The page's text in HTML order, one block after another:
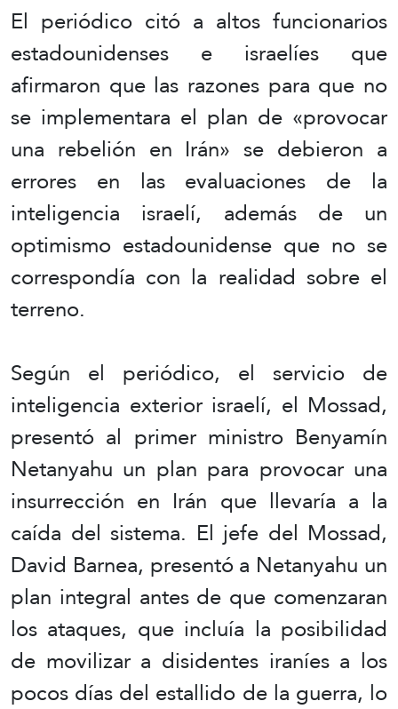
El periódico citó a altos funcionarios
estadounidenses e israelíes que
afirmaron que las razones para que no
se implementara el plan de «provocar
una rebelión en Irán» se debieron a
errores en las evaluaciones de la
inteligencia israelí, además de un
optimismo estadounidense que no se
correspondía con la realidad sobre el
terreno.
Según el periódico, el servicio de
inteligencia exterior israelí, el Mossad,
presentó al primer ministro Benyamín
Netanyahu un plan para provocar una
insurrección en Irán que llevaría a la
caída del sistema. El jefe del Mossad,
David Barnea, presentó a Netanyahu un
plan integral antes de que comenzaran
los ataques, que incluía la posibilidad
de movilizar a disidentes iraníes a los
pocos días del estallido de la guerra, lo